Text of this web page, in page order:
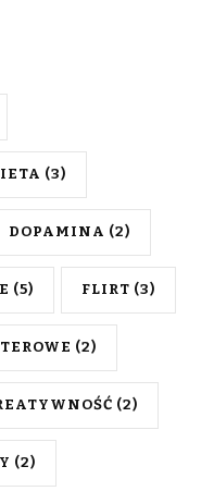
(3)
DOPAMINA (2)
(5) FLIRT (3)
(2)
(2)
(2)